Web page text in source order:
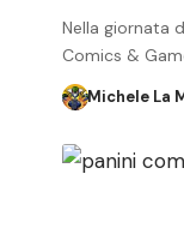
Nella giornata
Comics &
Michele La